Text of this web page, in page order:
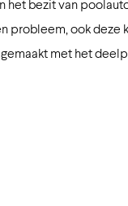
het bezit van
probleem, ook deze
met het